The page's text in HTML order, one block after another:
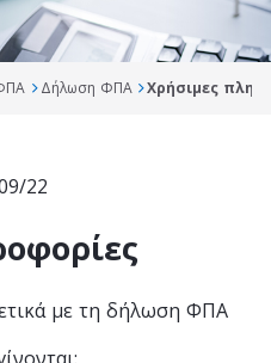
Δήλωση ΦΠΑ Χρήσιμες
22
με τη δήλωση ΦΠΑ